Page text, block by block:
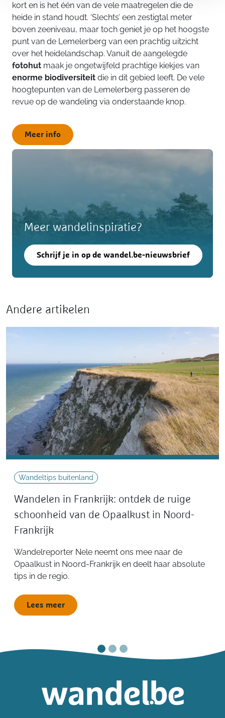
kort en is het één van de vele maatregelen die de
heide in stand houdt. ‘Slechts’ een zestigtal meter
boven zeeniveau, maar toch geniet je op het hoogste
punt van de Lemelerberg van een prachtig uitzicht
over het heidelandschap. Vanuit de aangelegde
fotohut maak je ongetwijfeld prachtige kiekjes van
enorme biodiversiteit die in dit gebied leeft. De vele
hoogtepunten van de Lemelerberg passeren de
revue op de wandeling via onderstaande knop.
Meer info
Meer wandelinspiratie?
Schrijf je in op de wandel.be-nieuwsbrief
Andere artikelen
Wandeltips buitenland
Wandelen in Frankrijk: ontdek de ruige
schoonheid van de Opaalkust in Noord-
Frankrijk
Wandelreporter Nele neemt ons mee naar de
Opaalkust in Noord-Frankrijk en deelt haar absolute
tips in de regio.
Lees meer